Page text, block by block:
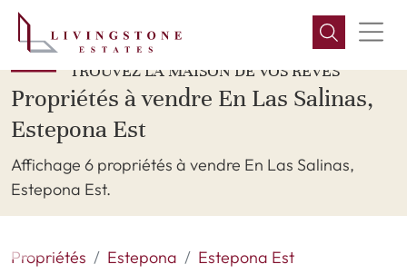
TROUVEZ LA MAISON DE VOS RÊVES
Propriétés à vendre En Las Salinas,
Estepona Est
Affichage 6 propriétés à vendre En Las Salinas,
Estepona Est.
Propriétés Estepona
Estepona Est